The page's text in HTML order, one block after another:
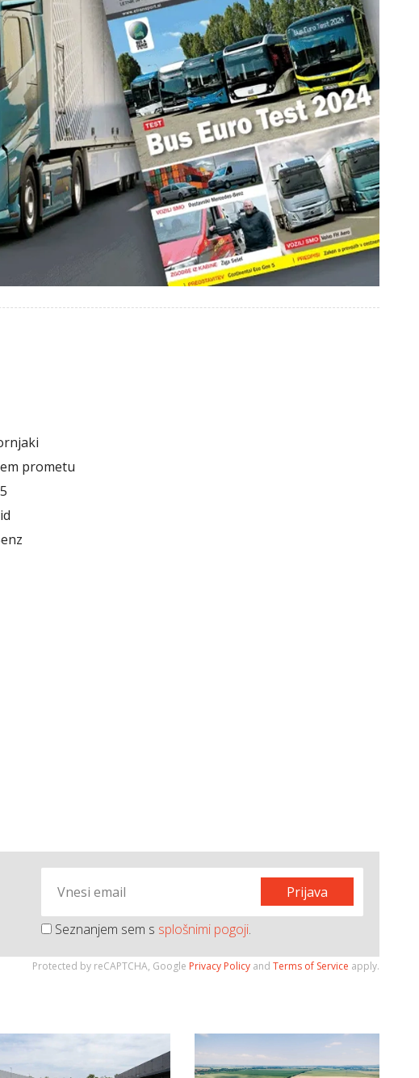
prometu
Prijava
Seznanjem sem s splošnimi pogoji.
Protected by reCAPTCHA, Google Privacy Policy andTerms of Service apply.